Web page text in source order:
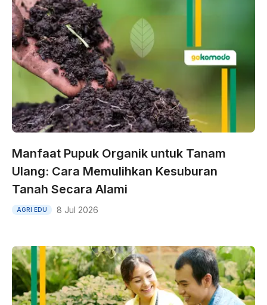
Manfaat Pupuk Organik untuk Tanam
Ulang: Cara Memulihkan Kesuburan
Tanah Secara Alami
AGRI EDU 8 Jul 2026